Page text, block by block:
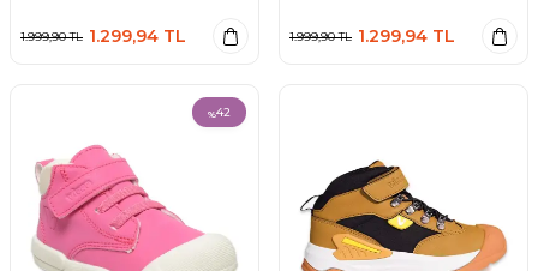
1.999,90TL 1.299,94 TL 1.999,90TL 1.299,94 TL
%42